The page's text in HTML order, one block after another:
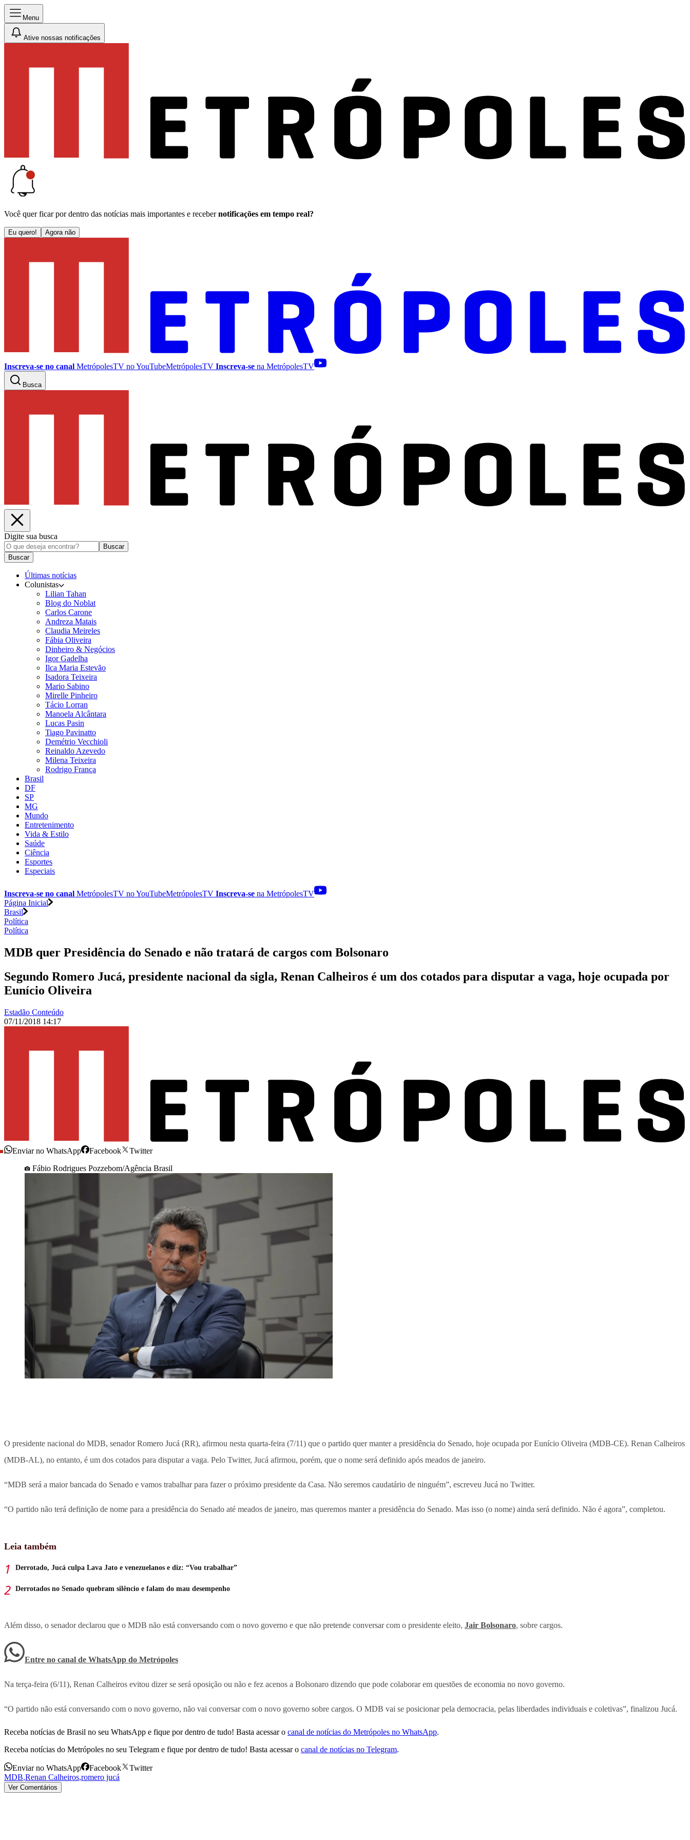
Menu
Ative nossas notificações
Você quer ficar por dentro das notícias mais importantes e receber notificações em tempo real?
Eu quero! Agora não
Inscreva-se no canal MetrópolesTV noYouTubeMetrópolesTV Inscreva-se na MetrópolesTV
Busca
Digite sua busca
Buscar
Buscar
Últimas notícias
Colunistas
Lilian Tahan
Blog do Noblat
Carlos Carone
Andreza Matais
Claudia Meireles
Fábia Oliveira
Dinheiro & Negócios
Igor Gadelha
Ilca Maria Estevão
Isadora Teixeira
Mario Sabino
Mirelle Pinheiro
Tácio Lorran
Manoela Alcântara
Lucas Pasin
Tiago Pavinatto
Demétrio Vecchioli
Reinaldo Azevedo
Milena Teixeira
Rodrigo França
Brasil
DF
SP
MG
Mundo
Entretenimento
Vida & Estilo
Saúde
Ciência
Esportes
Especiais
Inscreva-se no canal MetrópolesTV noYouTubeMetrópolesTV Inscreva-se na MetrópolesTV
Página Inicial
Brasil
Política
Política
MDB quer Presidência do Senado e não tratará de cargos com Bolsonaro
Segundo Romero Jucá, presidente nacional da sigla, Renan Calheiros é um dos cotados para disputar a vaga, hoje ocupada por
Eunício Oliveira
Estadão Conteúdo
07/11/2018 14:17
Enviar no WhatsApp Facebook
Twitter
Fábio Rodrigues Pozzebom/Agência Brasil
O presidente nacional do MDB, senador Romero Jucá (RR), afirmou nesta quarta-feira (7/11) que o partido quer manter a presidência do Senado, hoje ocupada por Eunício Oliveira (MDB-CE). Renan Calheiros
(MDB-AL), no entanto, é um dos cotados para disputar a vaga. Pelo Twitter, Jucá afirmou, porém, que o nome será definido após meados de janeiro.
“MDB será a maior bancada do Senado e vamos trabalhar para fazer o próximo presidente da Casa. Não seremos caudatário de ninguém”, escreveu Jucá no Twitter.
“O partido não terá definição de nome para a presidência do Senado até meados de janeiro, mas queremos manter a presidência do Senado. Mas isso (o nome) ainda será definido. Não é agora”, completou.
Leia também
Derrotado, Jucá culpa Lava Jato e venezuelanos e diz: “Vou trabalhar”
Derrotados no Senado quebram silêncio e falam do mau desempenho
Além disso, o senador declarou que o MDB não está conversando com o novo governo e que não pretende conversar com o presidente eleito, Jair Bolsonaro, sobre cargos.
Entre no canal de WhatsApp do Metrópoles
Na terça-feira (6/11), Renan Calheiros evitou dizer se será oposição ou não e fez acenos a Bolsonaro dizendo que pode colaborar em questões de economia no novo governo.
“O partido não está conversando com o novo governo, não vai conversar com o novo governo sobre cargos. O MDB vai se posicionar pela democracia, pelas liberdades individuais e coletivas”, finalizou Jucá.
Receba notícias de Brasil no seu WhatsApp e fique por dentro de tudo! Basta acessar o canal de notícias do Metrópoles no WhatsApp.
Receba notícias do Metrópoles no seu Telegram e fique por dentro de tudo! Basta acessar o canal de notícias no Telegram.
Enviar no WhatsApp Facebook
Twitter
MDB,Renan Calheiros,romero jucá
Ver Comentários